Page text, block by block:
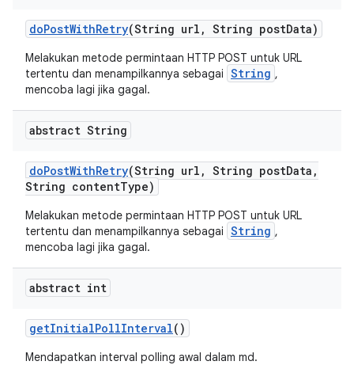
doPostWithRetry(String url , String postData)
Melakukan metode permintaan HTTP POST untuk URL
tertentu dan menampilkannya sebagai String ,
mencoba lagi jika gagal.
abstract String
doPostWithRetry(String url , String postData ,
String contentType)
Melakukan metode permintaan HTTP POST untuk URL
tertentu dan menampilkannya sebagai String ,
mencoba lagi jika gagal.
abstract int
getInitialPollInterval()
Mendapatkan interval polling awal dalam md.